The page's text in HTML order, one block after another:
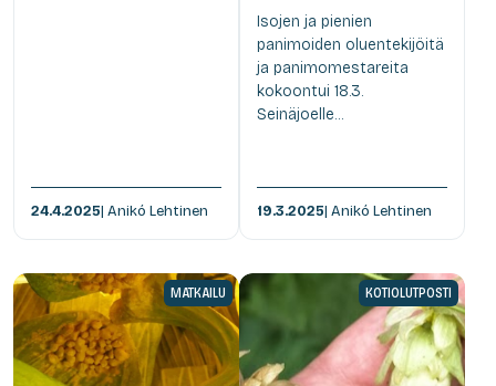
24.4.2025| Anikó Lehtinen
Isojen ja pienien
panimoiden oluentekijöitä
ja panimomestareita
kokoontui 18.3.
Seinäjoelle...
19.3.2025| Anikó Lehtinen
MATKAILU KOTIOLUTPOSTI